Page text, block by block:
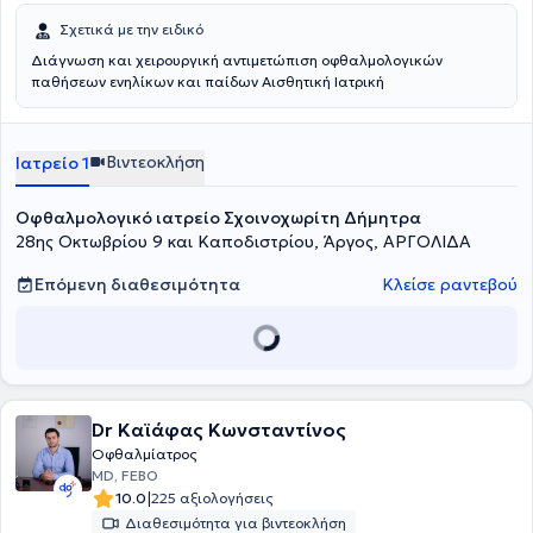
Σχετικά με την ειδικό
Διάγνωση και χειρουργική αντιμετώπιση οφθαλμολογικών
παθήσεων ενηλίκων και παίδων Αισθητική Ιατρική
Ιατρείο 1 Βιντεοκλήση
Οφθαλμολογικό ιατρείο Σχοινοχωρίτη Δήμητρα
28ης Οκτωβρίου 9 και Καποδιστρίου, Άργος, ΑΡΓΟΛΙΔΑ
Επόμενη διαθεσιμότητα
Κλείσε ραντεβού
Dr Καϊάφας Κωνσταντίνος
Οφθαλμίατρος
MD, FEBO
10.0|225 αξιολογήσεις
Διαθεσιμότητα για βιντεοκλήση